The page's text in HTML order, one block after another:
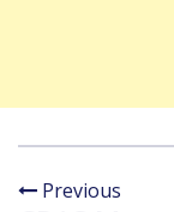
Previous